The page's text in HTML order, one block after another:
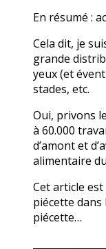
En résumé :
Cela dit, je
grande
yeux (et
stades, etc.
Oui, privons
à 60.000
d’amont et
alimentaire
Cet article
piécette dans
piécette…